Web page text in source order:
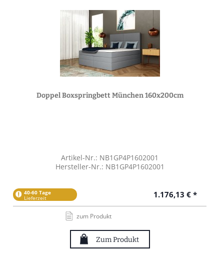
Doppel Boxspringbett München 160x200cm
Artikel-Nr.: NB1GP4P1602001
Hersteller-Nr.: NB1GP4P1602001
40-60 Tage
Lieferzeit 1.176,13 € *
zum Produkt
Zum Produkt